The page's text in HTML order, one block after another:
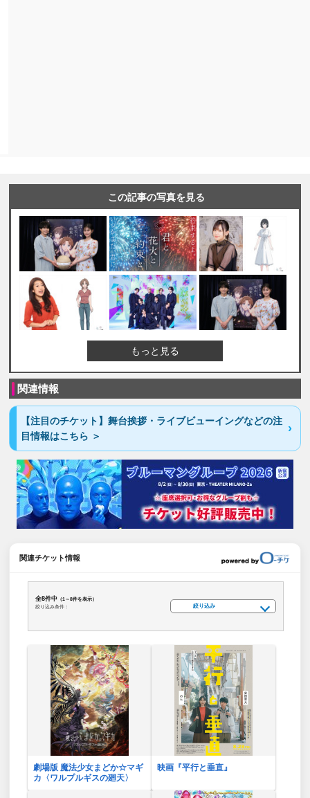
この記事の写真を見る
もっと見る
関連情報
【注目のチケット】舞台挨拶・ライブビューイングなどの注
目情報はこちら ＞
関連チケット情報
全8件中 （1～8件を表示）
絞り込み条件：
絞り込み
劇場版 魔法少女まどか☆マギ
カ〈ワルプルギスの廻天〉
映画『平行と垂直』